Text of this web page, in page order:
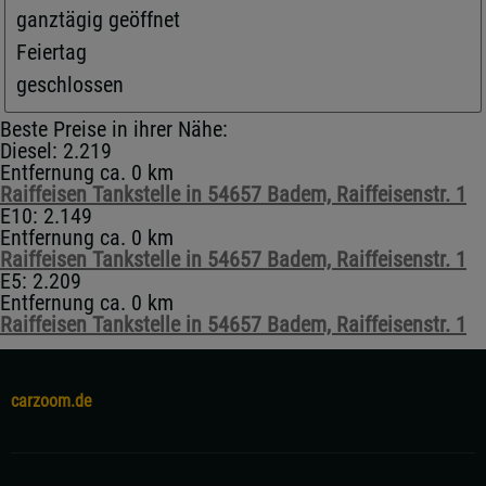
ganztägig geöffnet
Feiertag
geschlossen
Beste Preise in ihrer Nähe:
Diesel: 2.219
Entfernung ca. 0 km
Raiffeisen Tankstelle in 54657 Badem, Raiffeisenstr. 1
E10: 2.149
Entfernung ca. 0 km
Raiffeisen Tankstelle in 54657 Badem, Raiffeisenstr. 1
E5: 2.209
Entfernung ca. 0 km
Raiffeisen Tankstelle in 54657 Badem, Raiffeisenstr. 1
carzoom.de